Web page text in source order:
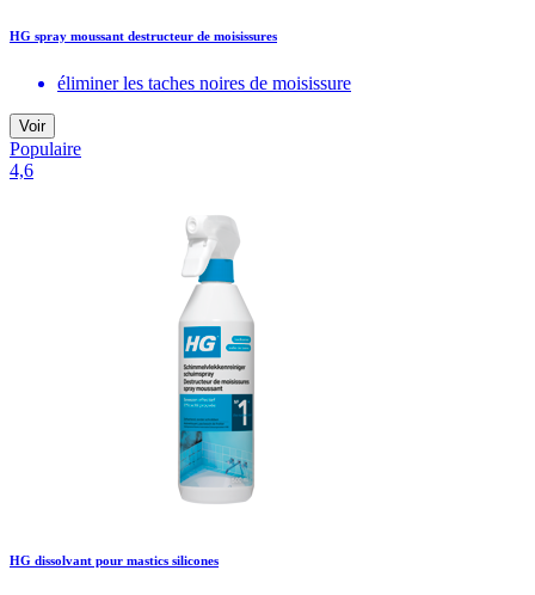
HG spray moussant destructeur de moisissures
éliminer les taches noires de moisissure
Voir
Populaire
4,6
HG dissolvant pour mastics silicones